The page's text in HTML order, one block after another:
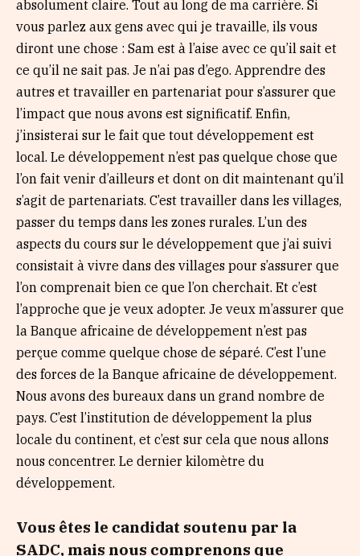
absolument claire. Tout au long de ma carrière. Si
vous parlez aux gens avec qui je travaille, ils vous
diront une chose : Sam est à l’aise avec ce qu’il sait et
ce qu’il ne sait pas. Je n’ai pas d’ego. Apprendre des
autres et travailler en partenariat pour s’assurer que
l’impact que nous avons est significatif. Enfin,
j’insisterai sur le fait que tout développement est
local. Le développement n’est pas quelque chose que
l’on fait venir d’ailleurs et dont on dit maintenant qu’il
s’agit de partenariats. C’est travailler dans les villages,
passer du temps dans les zones rurales. L’un des
aspects du cours sur le développement que j’ai suivi
consistait à vivre dans des villages pour s’assurer que
l’on comprenait bien ce que l’on cherchait. Et c’est
l’approche que je veux adopter. Je veux m’assurer que
la Banque africaine de développement n’est pas
perçue comme quelque chose de séparé. C’est l’une
des forces de la Banque africaine de développement.
Nous avons des bureaux dans un grand nombre de
pays. C’est l’institution de développement la plus
locale du continent, et c’est sur cela que nous allons
nous concentrer. Le dernier kilomètre du
développement.
Vous êtes le candidat soutenu par la
SADC, mais nous comprenons que